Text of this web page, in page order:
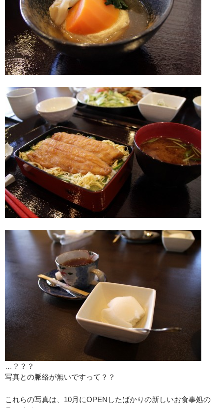
…？？？
写真との脈絡が無いですって？？
これらの写真は、10月にOPENしたばかりの新しいお食事処の